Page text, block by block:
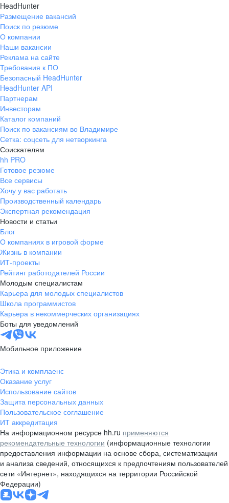
HeadHunter
Размещение вакансий
Поиск по резюме
О компании
Наши вакансии
Реклама на сайте
Требования к ПО
Безопасный HeadHunter
HeadHunter API
Партнерам
Инвесторам
Каталог компаний
Поиск по вакансиям во Владимире
Сетка: соцсеть для нетворкинга
Соискателям
hh PRO
Готовое резюме
Все сервисы
Хочу у вас работать
Производственный календарь
Экспертная рекомендация
Новости и статьи
Блог
О компаниях в игровой форме
Жизнь в компании
ИТ-проекты
Рейтинг работодателей России
Молодым специалистам
Карьера для молодых специалистов
Школа программистов
Карьера в некоммерческих организациях
Боты для уведомлений
Мобильное приложение
Этика и комплаенс
Оказание услуг
Использование сайтов
Защита персональных данных
Пользовательское соглашение
ИТ аккредитация
На информационном ресурсе hh.ru применяются
рекомендательные технологии (информационные технологии
предоставления информации на основе сбора, систематизации
и анализа сведений, относящихся к предпочтениям пользователей
сети «Интернет», находящихся на территории Российской
Федерации)